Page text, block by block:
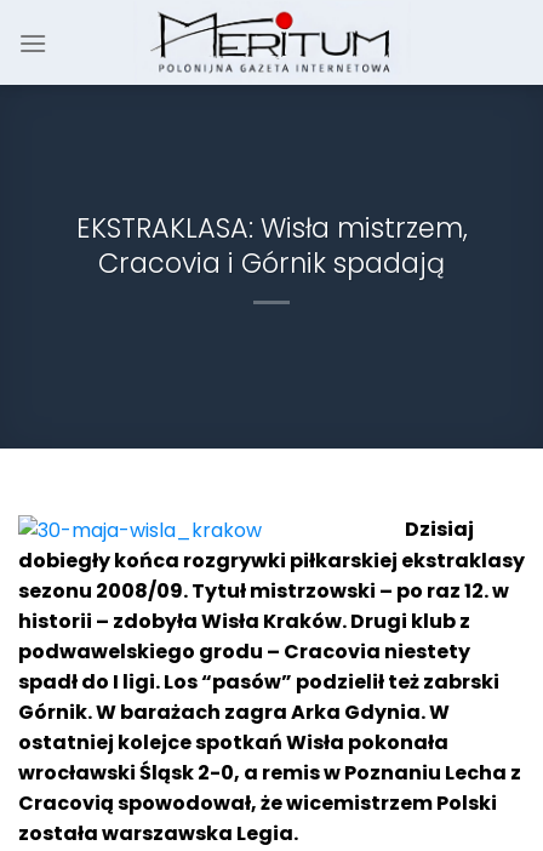
EKSTRAKLASA: Wisła mistrzem,
Cracovia i Górnik spadają
Dzisiaj
dobiegły końca rozgrywki piłkarskiej ekstraklasy
sezonu 2008/09. Tytuł mistrzowski – po raz 12. w
historii – zdobyła Wisła Kraków. Drugi klub z
podwawelskiego grodu – Cracovia niestety
spadł do I ligi. Los “pasów” podzielił też zabrski
Górnik. W barażach zagra Arka Gdynia. W
ostatniej kolejce spotkań Wisła pokonała
wrocławski Śląsk 2-0, a remis w Poznaniu Lecha z
Cracovią spowodował, że wicemistrzem Polski
została warszawska Legia.